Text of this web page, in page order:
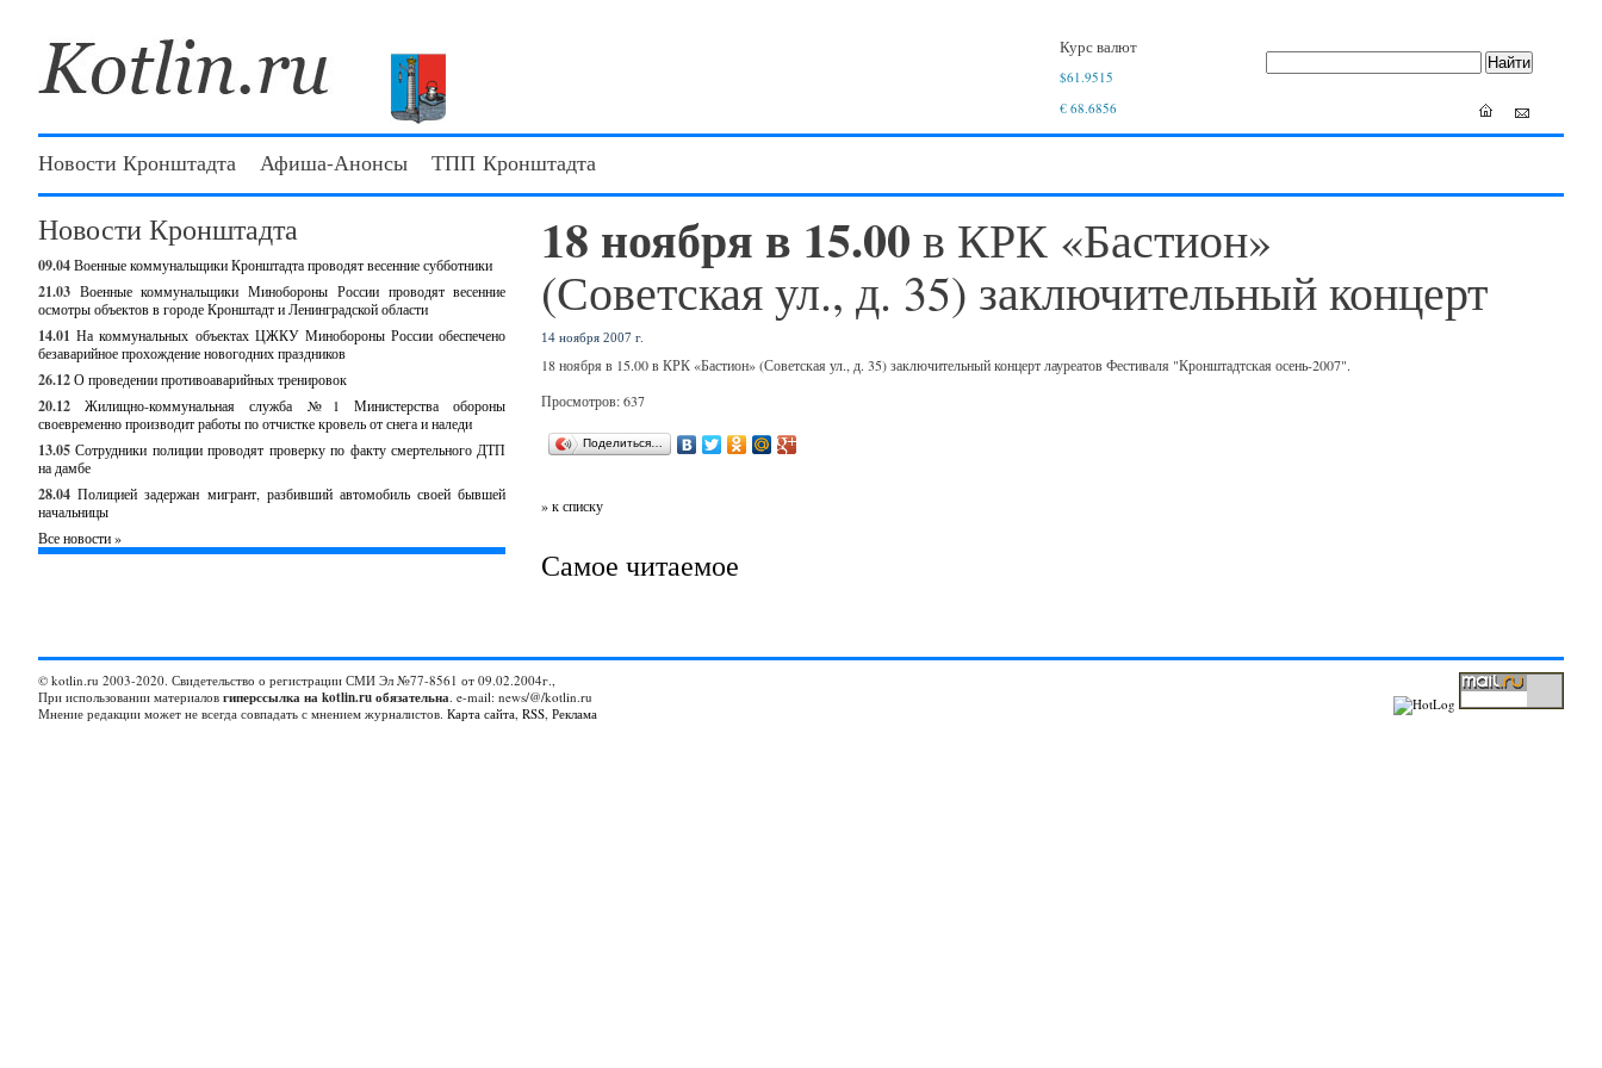
Курс валют
$61.9515
€ 68.6856
Новости Кронштадта Афиша-Анонсы ТПП Кронштадта
Новости Кронштадта
09.04Военные коммунальщики Кронштадта проводят весенние субботники
21.03 Военные коммунальщики Минобороны России проводят весенние
осмотры объектов в городе Кронштадт и Ленинградской области
14.01 На коммунальных объектах ЦЖКУ Минобороны России обеспечено
безаварийное прохождение новогодних праздников
26.12О проведении противоаварийных тренировок
20.12
Жилищно-коммунальная служба №1 Министерства обороны
своевременно производит работы по отчистке кровель от снега и наледи
13.05 Сотрудники полиции проводят проверку по факту смертельного ДТП
на дамбе
28.04 Полицией задержан мигрант, разбивший автомобиль своей бывшей
начальницы
Все новости »
18 ноября в 15.00 в КРК «Бастион»
(Советская ул., д. 35) заключительный концерт
14 ноября 2007 г.
18 ноября в 15.00 в КРК «Бастион» (Советская ул., д. 35) заключительный концерт лауреатов Фестиваля "Кронштадтская осень-2007".
Просмотров: 637
Поделиться…
» к списку
Самое читаемое
© kotlin.ru 2003-2020. Свидетельство о регистрации СМИ Эл №77-8561 от 09.02.2004г.,
При использовании материалов гиперссылка на kotlin.ru обязательна. e-mail: news/@/kotlin.ru
Мнение редакции может не всегда совпадать с мнением журналистов. Карта сайта, RSS, Реклама